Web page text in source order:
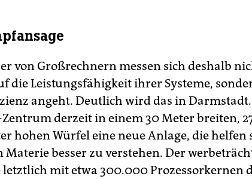
von Großrechnern messen sich deshalb
die Leistungsfähigkeit ihrer Systeme,
angeht. Deutlich wird das in
derzeit in einem 30 Meter breiten,
hohen Würfel eine neue Anlage, die helfen
Materie besser zu verstehen. Der
letztlich mit etwa 300.000 Prozessorkernen